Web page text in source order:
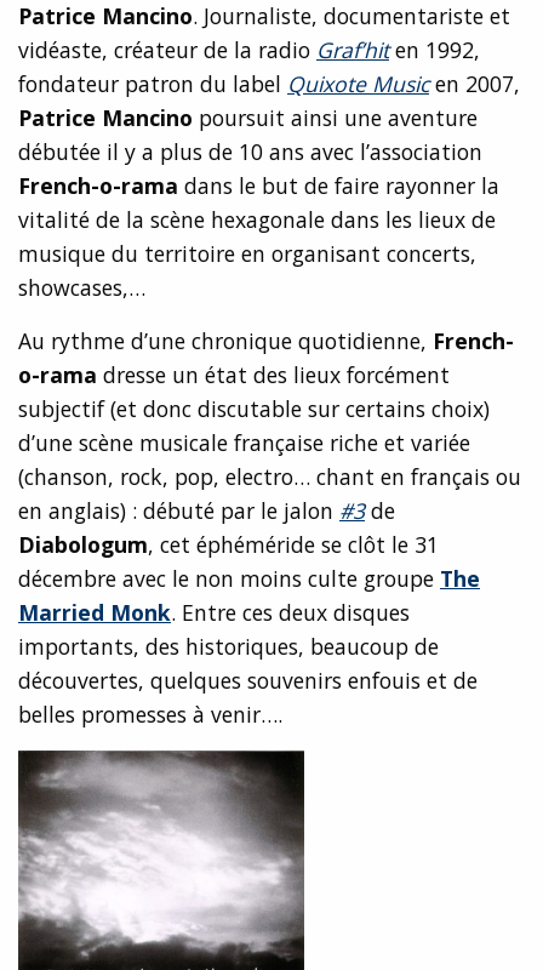
Patrice Mancino. Journaliste, documentariste et
vidéaste, créateur de la radio Graf’hiten 1992,
fondateur patron du label Quixote Music en 2007,
Patrice Mancino poursuit ainsi une aventure
débutée il y a plus de 10 ans avec l’association
French-o-rama dans le but de faire rayonner la
vitalité de la scène hexagonale dans les lieux de
musique du territoire en organisant concerts,
showcases,…
Au rythme d’une chronique quotidienne, French-
o-rama dresse un état des lieux forcément
subjectif (et donc discutable sur certains choix)
d’une scène musicale française riche et variée
(chanson, rock, pop, electro… chant en français ou
en anglais) : débuté par le jalon #3de
Diabologum, cet éphéméride se clôt le 31
décembre avec le non moins culte groupe The
Married Monk. Entre ces deux disques
importants, des historiques, beaucoup de
découvertes, quelques souvenirs enfouis et de
belles promesses à venir….